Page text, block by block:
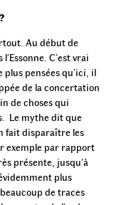
Au début de
C’est vrai
pensées qu’ici, il
de la concertation
de choses qui
Le mythe dit que
fait disparaître les
exemple par rapport
présente, jusqu’à
plus
de traces